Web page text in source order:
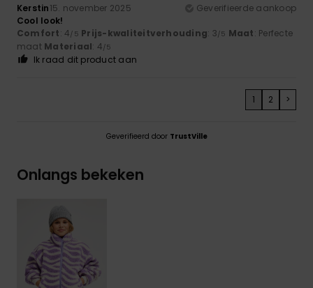
Kerstin15. november 2025
Geverifieerde aankoop
Cool look!
Comfort: 4/5 Prijs-kwaliteitverhouding: 3/5 Maat: Perfecte
maat Materiaal: 4/5
Ik raad dit product aan
1 2 >
Geverifieerd door TrustVille
Onlangs bekeken